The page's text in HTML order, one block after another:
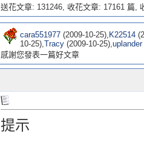
送花文章: 131246, 收花文章: 17161 篇,
cara551977(2009-10-25), K22514
10-25),Tracy(2009-10-25),uplander
感謝您發表一篇好文章
提示